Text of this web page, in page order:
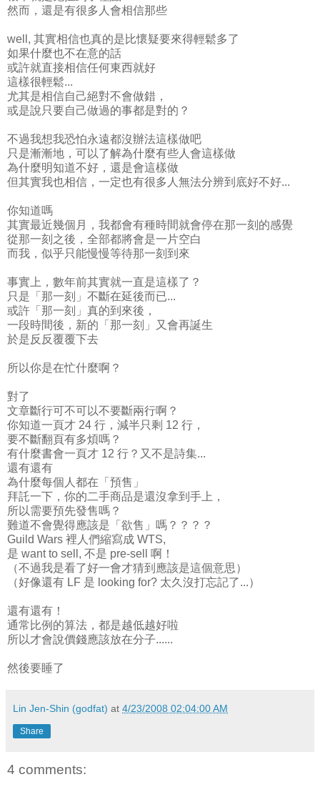
然而，還是有很多人會相信那些
well, 其實相信也真的是比懷疑要來得輕鬆多了
如果什麼也不在意的話
或許就直接相信任何東西就好
這樣很輕鬆...
尤其是相信自己絕對不會做錯，
或是說只要自己做過的事都是對的？
不過我想我恐怕永遠都沒辦法這樣做吧
只是漸漸地，可以了解為什麼有些人會這樣做
為什麼明知道不好，還是會這樣做
但其實我也相信，一定也有很多人無法分辨到底好不好...
你知道嗎
其實最近幾個月，我都會有種時間就會停在那一刻的感覺
從那一刻之後，全部都將會是一片空白
而我，似乎只能慢慢等待那一刻到來
事實上，數年前其實就一直是這樣了？
只是「那一刻」不斷在延後而已...
或許「那一刻」真的到來後，
一段時間後，新的「那一刻」又會再誕生
於是反反覆覆下去
所以你是在忙什麼啊？
對了
文章斷行可不可以不要斷兩行啊？
你知道一頁才 24 行，減半只剩 12 行，
要不斷翻頁有多煩嗎？
有什麼書會一頁才 12 行？又不是詩集...
還有還有
為什麼每個人都在「預售」
拜託一下，你的二手商品是還沒拿到手上，
所以需要預先發售嗎？
難道不會覺得應該是「欲售」嗎？？？？
Guild Wars 裡人們縮寫成 WTS,
是 want to sell, 不是 pre-sell 啊！
（不過我是看了好一會才猜到應該是這個意思）
（好像還有 LF 是 looking for? 太久沒打忘記了...）
還有還有！
通常比例的算法，都是越低越好啦
所以才會說價錢應該放在分子......
然後要睡了
Lin Jen-Shin (godfat) at 4/23/2008 02:04:00 AM
Share
4 comments: